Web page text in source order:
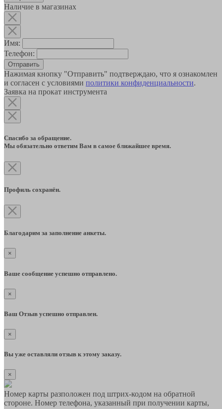
Наличие в магазинах
Имя:
Телефон:
Отправить
Нажимая кнопку "Отправить" подтверждаю, что я ознакомлен
и согласен с условиями политики конфиденциальности.
Заявка на прокат инструмента
Спасибо за обращение.
Мы обязательно ответим Вам в самое ближайшее время.
Профиль сохранён.
Благодарим за заполнение анкеты.
×
Ваше сообщение успешно отправлено.
×
Ваш Отзыв успешно отправлен.
×
Вы уже оставляли отзыв к этому заказу.
×
Номер карты разположен под штрих-кодом на обратной
стороне. Номер телефона, указанный при получении карты,